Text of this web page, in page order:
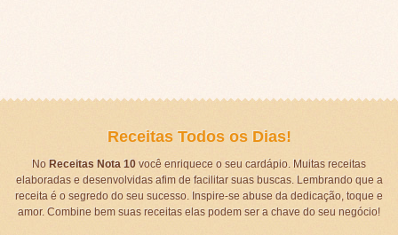
Receitas Todos os Dias!
No Receitas Nota 10você enriquece o seu cardápio. Muitas receitas
elaboradas e desenvolvidas afim de facilitar suas buscas. Lembrando que a
receita é o segredo do seu sucesso. Inspire-se abuse da dedicação, toque e
amor. Combine bem suas receitas elas podem ser a chave do seu negócio!